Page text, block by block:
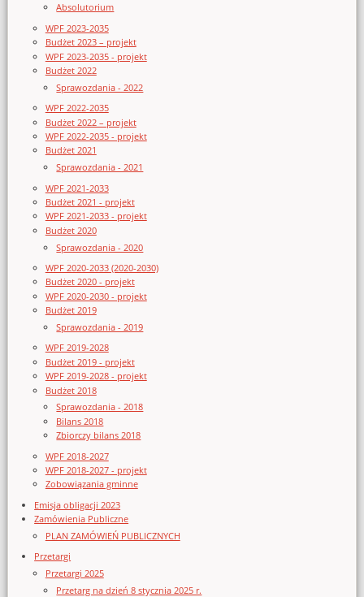
Absolutorium
WPF 2023-2035
Budżet 2023 – projekt
WPF 2023-2035 - projekt
Budżet 2022
Sprawozdania - 2022
WPF 2022-2035
Budżet 2022 – projekt
WPF 2022-2035 - projekt
Budżet 2021
Sprawozdania - 2021
WPF 2021-2033
Budżet 2021 - projekt
WPF 2021-2033 - projekt
Budżet 2020
Sprawozdania - 2020
WPF 2020-2033 (2020-2030)
Budżet 2020 - projekt
WPF 2020-2030 - projekt
Budżet 2019
Sprawozdania - 2019
WPF 2019-2028
Budżet 2019 - projekt
WPF 2019-2028 - projekt
Budżet 2018
Sprawozdania - 2018
Bilans 2018
Zbiorczy bilans 2018
WPF 2018-2027
WPF 2018-2027 - projekt
Zobowiązania gminne
Emisja obligacji 2023
Zamówienia Publiczne
PLAN ZAMÓWIEŃ PUBLICZNYCH
Przetargi
Przetargi 2025
Przetarg na dzień 8 stycznia 2025 r.